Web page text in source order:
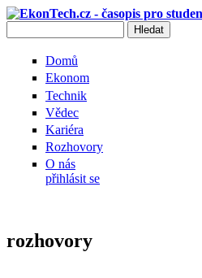
Přejít k hlavnímu obsahu
Domů
Ekonom
Technik
Vědec
Kariéra
Rozhovory
O nás
přihlásit se
rozhovory